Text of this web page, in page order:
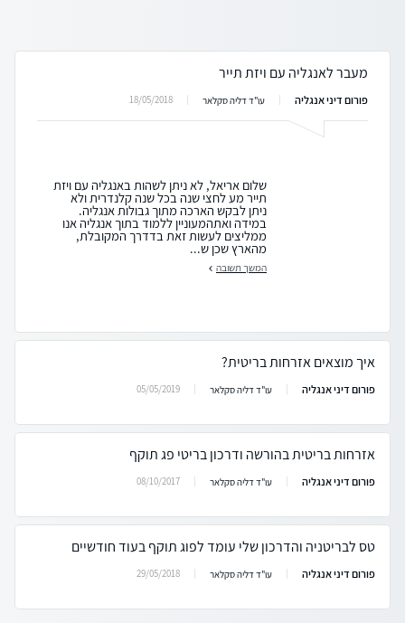
מעבר לאנגליה עם ויזת תייר
פורום דיני אנגליה עו"ד דליה סקלאר 18/05/2018
שלום אריאל, לא ניתן לשהות באנגליה עם ויזת
תייר מע לחצי שנה בכל שנה קלנדרית ולא
ניתן לבקש הארכה מתוך גבולות אנגליה.
במידה ואתהמעוניין ללמוד בתוך אנגליה אנו
ממליצים לעשות זאת בדדרך המקובלת,
מהארץ שכן ש...
המשך תשובה
איך מוצאים אזרחות בריטית?
פורום דיני אנגליה עו"ד דליה סקלאר 05/05/2019
אזרחות בריטית בהורשה ודרכון בריטי פג תוקף
פורום דיני אנגליה עו"ד דליה סקלאר 08/10/2017
טס לבריטניה והדרכון שלי עומד לפוג תוקף בעוד חודשיים
פורום דיני אנגליה עו"ד דליה סקלאר 29/05/2018